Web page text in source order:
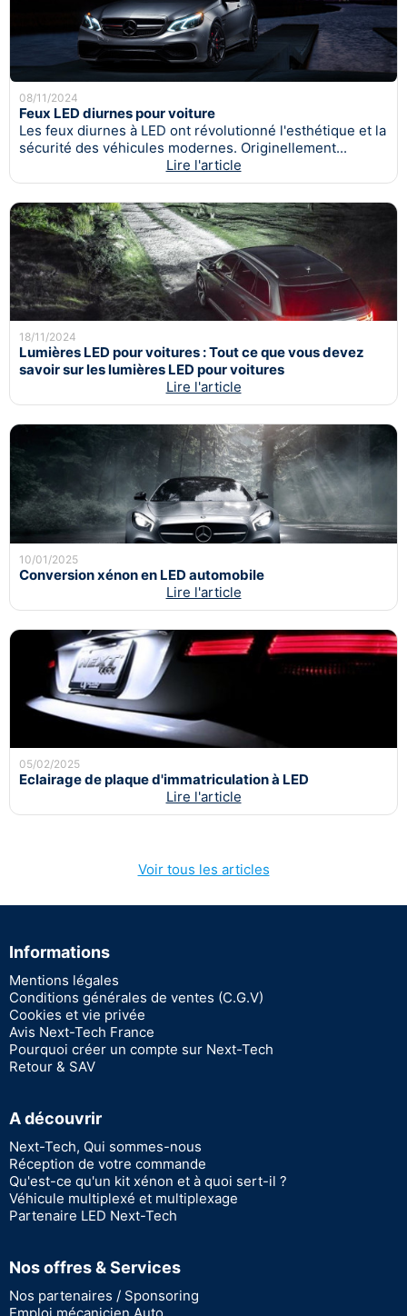
08/11/2024
Feux LED diurnes pour voiture
Les feux diurnes à LED ont révolutionné l'esthétique et la
sécurité des véhicules modernes. Originellement...
Lire l'article
18/11/2024
Lumières LED pour voitures : Tout ce que vous devez
savoir sur les lumières LED pour voitures
Lire l'article
10/01/2025
Conversion xénon en LED automobile
Lire l'article
05/02/2025
Eclairage de plaque d'immatriculation à LED
Lire l'article
Voir tous les articles
Informations
Mentions légales
Conditions générales de ventes (C.G.V)
Cookies et vie privée
Avis Next-Tech France
Pourquoi créer un compte sur Next-Tech
Retour & SAV
A découvrir
Next-Tech, Qui sommes-nous
Réception de votre commande
Qu'est-ce qu'un kit xénon et à quoi sert-il ?
Véhicule multiplexé et multiplexage
Partenaire LED Next-Tech
Nos offres & Services
Nos partenaires / Sponsoring